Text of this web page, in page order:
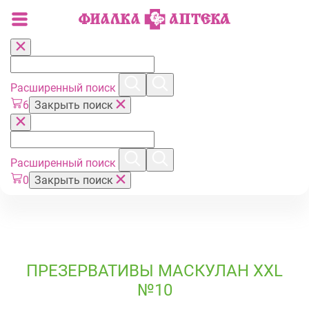
Расширенный поиск
6 Закрыть поиск
Расширенный поиск
0 Закрыть поиск
ПРЕЗЕРВАТИВЫ МАСКУЛАН XXL
№10